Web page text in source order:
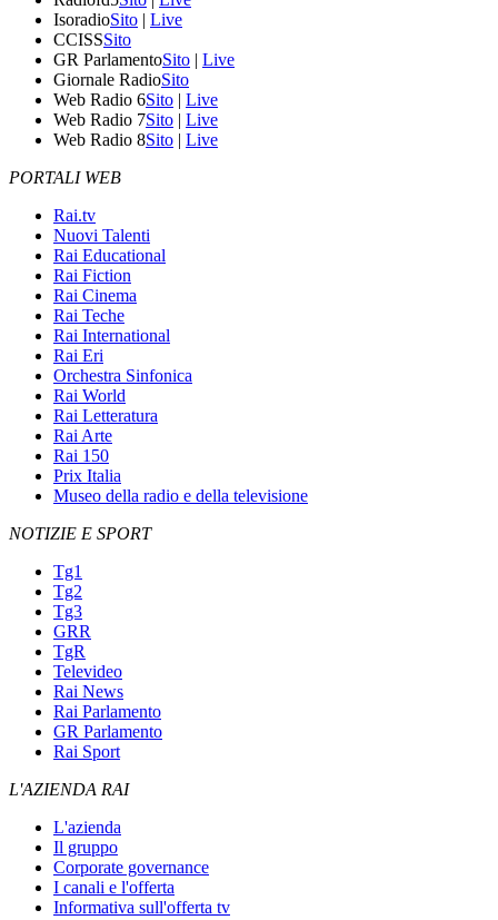
IsoradioSito | Live
CCISSSito
GR ParlamentoSito | Live
Giornale RadioSito
Web Radio 6Sito | Live
Web Radio 7Sito | Live
Web Radio 8Sito | Live
PORTALI WEB
Rai.tv
Nuovi Talenti
Rai Educational
Rai Fiction
Rai Cinema
Rai Teche
Rai International
Rai Eri
Orchestra Sinfonica
Rai World
Rai Letteratura
Rai Arte
Rai 150
Prix Italia
Museo della radio e della televisione
NOTIZIE E SPORT
Tg1
Tg2
Tg3
GRR
TgR
Televideo
Rai News
Rai Parlamento
GR Parlamento
Rai Sport
L'AZIENDA RAI
L'azienda
Il gruppo
Corporate governance
I canali e l'offerta
Informativa sull'offerta tv